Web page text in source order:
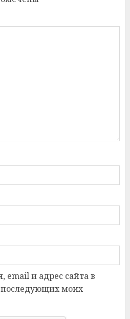
email и адрес сайта в
последующих моих